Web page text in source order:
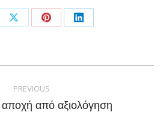
Share
X
Share
Pinterest
Share
LinkedIn
PREVIOUS
Previous
από αξιολόγηση